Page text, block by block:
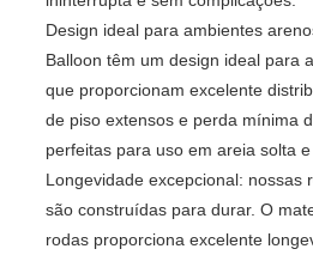
Design ideal para ambientes
Balloon têm um design ideal para
que proporcionam excelente
de piso extensos e perda mínima
perfeitas para uso em areia solta e
Longevidade excepcional: nossas
são construídas para durar. O
rodas proporciona excelente